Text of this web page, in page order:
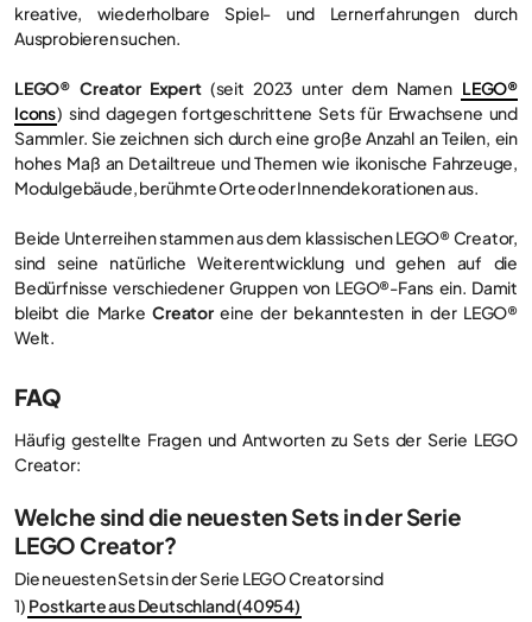
kreative, wiederholbare Spiel- und Lernerfahrungen durch
Ausprobieren suchen.
LEGO® Creator Expert(seit 2023 unter dem Namen LEGO®
Icons) sind dagegen fortgeschrittene Sets für Erwachsene und
Sammler. Sie zeichnen sich durch eine große Anzahl an Teilen, ein
hohes Maß an Detailtreue und Themen wie ikonische Fahrzeuge,
Modulgebäude, berühmte Orte oder Innendekorationen aus.
Beide Unterreihen stammen aus dem klassischen LEGO® Creator,
sind seine natürliche Weiterentwicklung und gehen auf die
Bedürfnisse verschiedener Gruppen von LEGO®-Fans ein. Damit
bleibt die MarkeCreatoreine der bekanntesten in der LEGO®
Welt.
FAQ
Häufig gestellte Fragen und Antworten zu Sets der Serie LEGO
Creator:
Welche sind die neuesten Sets in der Serie
LEGO Creator?
Die neuesten Sets in der Serie LEGO Creator sind
1) Postkarte aus Deutschland (40954)